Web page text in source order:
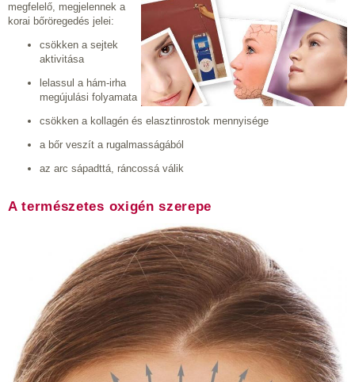
megfelelő, megjelennek a
korai bőröregedés jelei:
csökken a sejtek
aktivitása
lelassul a hám-irha
megújulási folyamata
csökken a kollagén és elasztinrostok mennyisége
a bőr veszít a rugalmasságából
az arc sápadttá, ráncossá válik
A természetes oxigén szerepe